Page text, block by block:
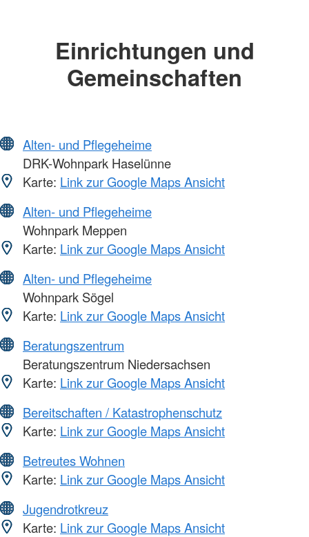
Einrichtungen und
Gemeinschaften
Alten- und Pflegeheime
DRK-Wohnpark Haselünne
Karte: Link zur Google Maps Ansicht
Alten- und Pflegeheime
Wohnpark Meppen
Karte: Link zur Google Maps Ansicht
Alten- und Pflegeheime
Wohnpark Sögel
Karte: Link zur Google Maps Ansicht
Beratungszentrum
Beratungszentrum Niedersachsen
Karte: Link zur Google Maps Ansicht
Bereitschaften / Katastrophenschutz
Karte: Link zur Google Maps Ansicht
Betreutes Wohnen
Karte: Link zur Google Maps Ansicht
Jugendrotkreuz
Karte: Link zur Google Maps Ansicht